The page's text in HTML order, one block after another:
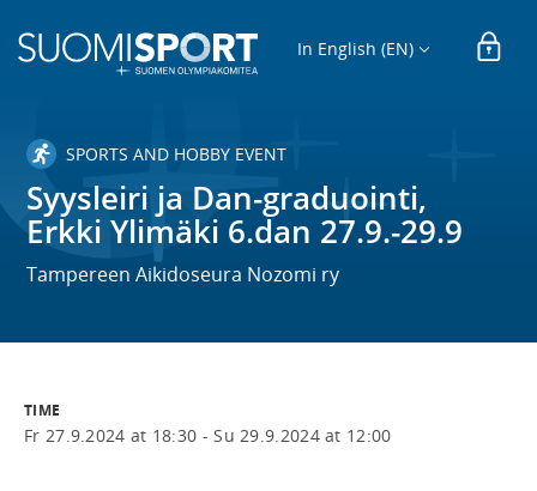
In English (EN)
SPORTS AND HOBBY EVENT
Syysleiri ja Dan-graduointi,
Erkki Ylimäki 6.dan 27.9.-29.9
Tampereen Aikidoseura Nozomi ry
TIME
Fr 27.9.2024 at 18:30 -Su 29.9.2024 at 12:00